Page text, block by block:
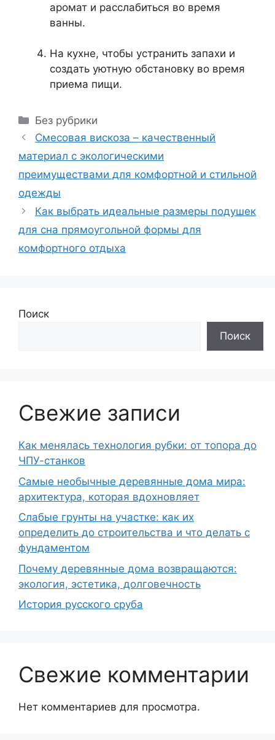
аромат и расслабиться во время
ванны.
На кухне, чтобы устранить запахи и
создать уютную обстановку во время
приема пищи.
Рубрики
Без рубрики
Смесовая вискоза – качественный
материал с экологическими
преимуществами для комфортной и стильной
одежды
Как выбрать идеальные размеры подушек
для сна прямоугольной формы для
комфортного отдыха
Поиск
Поиск
Свежие записи
Как менялась технология рубки: от топора до
ЧПУ-станков
Самые необычные деревянные дома мира:
архитектура, которая вдохновляет
Слабые грунты на участке: как их
определить до строительства и что делать с
фундаментом
Почему деревянные дома возвращаются:
экология, эстетика, долговечность
История русского сруба
Свежие комментарии
Нет комментариев для просмотра.